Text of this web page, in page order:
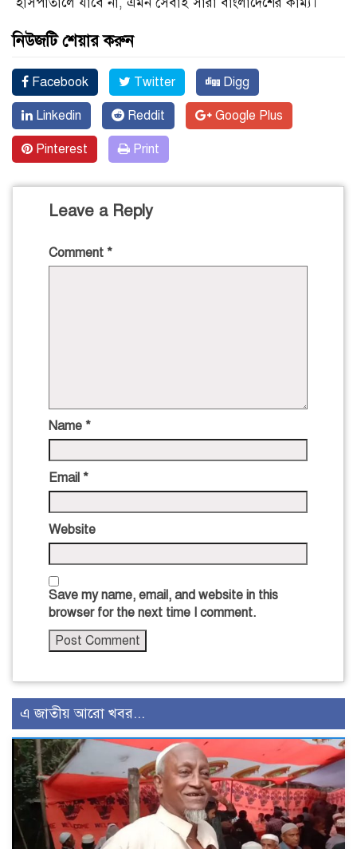
নিউজটি শেয়ার করুন
Facebook Twitter Digg
Linkedin Reddit Google Plus
Pinterest Print
Leave a Reply
Comment *
Name *
Email *
Website
Save my name, email, and website in this
browser for the next time I comment.
এ জাতীয় আরো খবর...